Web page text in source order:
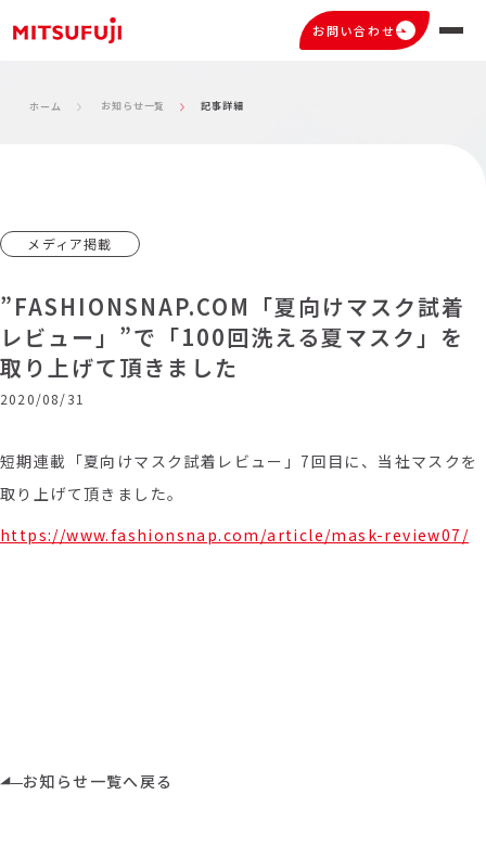
お問い合わせ
ホーム お知らせ一覧 記事詳細
メディア掲載
”FASHIONSNAP.COM「夏向けマスク試着
レビュー」”で「100回洗える夏マスク」を
取り上げて頂きました
2020/08/31
短期連載「夏向けマスク試着レビュー」7回目に、当社マスクを
取り上げて頂きました。
https://www.fashionsnap.com/article/mask-review07/
お知らせ一覧へ戻る